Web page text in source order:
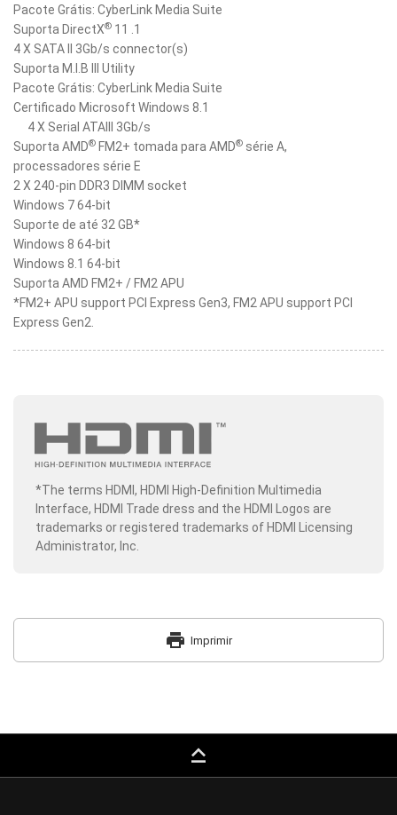
Pacote Grátis: CyberLink Media Suite
Suporta DirectX® 11 .1
4 X SATA II 3Gb/s connector(s)
Suporta M.I.B III Utility
Pacote Grátis: CyberLink Media Suite
Certificado Microsoft Windows 8.1
4 X Serial ATAIII 3Gb/s
Suporta AMD® FM2+ tomada para AMD® série A,
processadores série E
2 X 240-pin DDR3 DIMM socket
Windows 7 64-bit
Suporte de até 32 GB*
Windows 8 64-bit
Windows 8.1 64-bit
Suporta AMD FM2+ / FM2 APU
*FM2+ APU support PCI Express Gen3, FM2 APU support PCI
Express Gen2.
*The terms HDMI, HDMI High-Definition Multimedia
Interface, HDMI Trade dress and the HDMI Logos are
trademarks or registered trademarks of HDMI Licensing
Administrator, Inc.
print Imprimir
keyboard_capslock